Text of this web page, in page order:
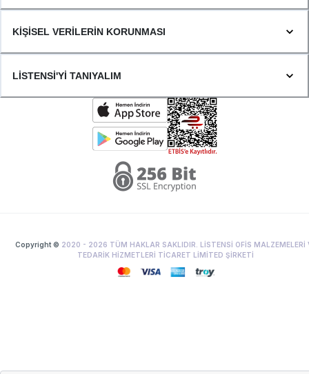
KİŞİSEL VERİLERİN KORUNMASI
LİSTENSİ'Yİ TANIYALIM
Copyright © 2020 - 2026 TÜM HAKLAR SAKLIDIR. LİSTENSİ OFİS MALZEMELERİ
TEDARİK HİZMETLERİ TİCARET LİMİTED ŞİRKETİ